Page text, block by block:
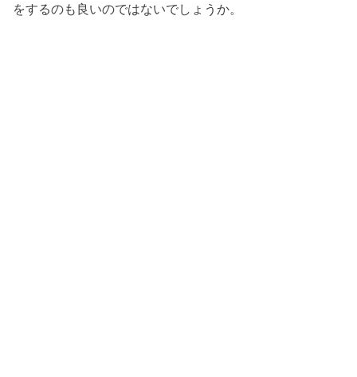
をするのも良いのではないでしょうか。